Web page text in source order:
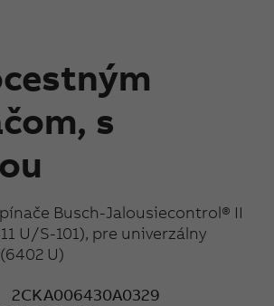
s
Busch-Jalousiecontrol® II
U/S-101), pre univerzálny
U)
2CKA006430A0329